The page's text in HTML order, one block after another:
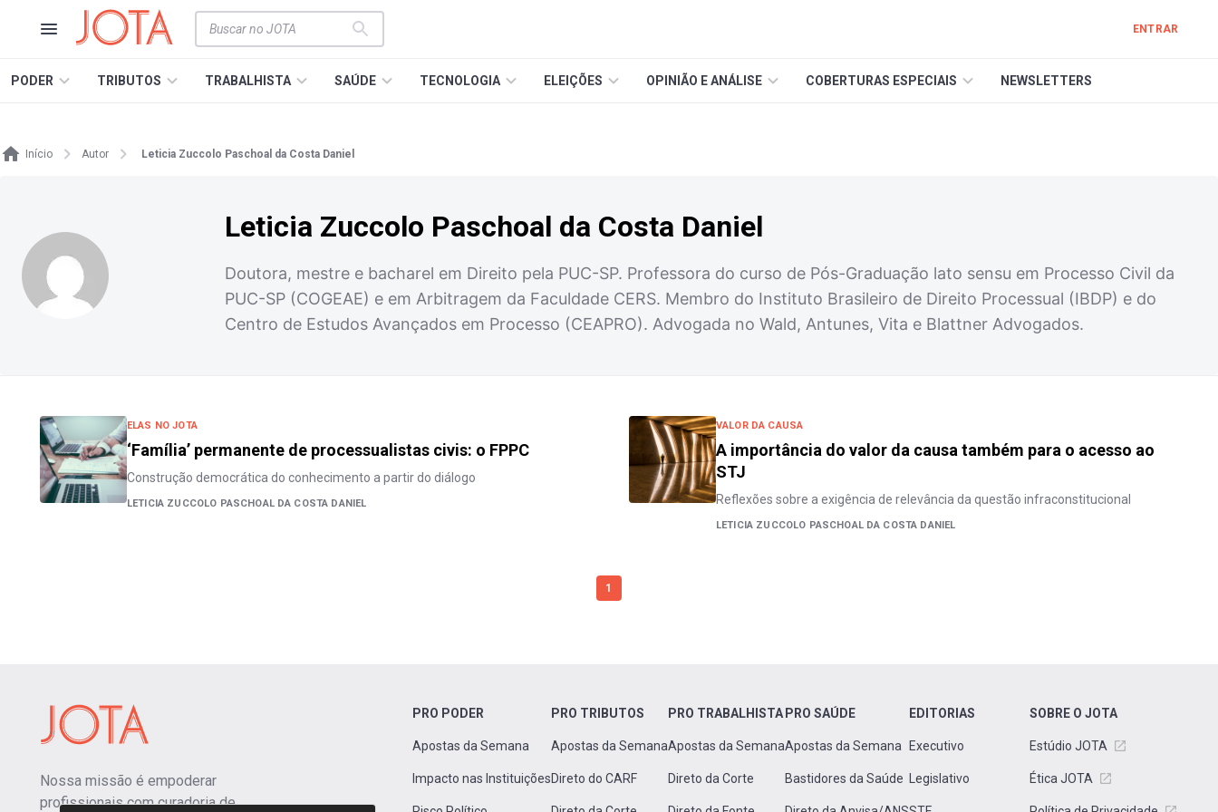
ENTRAR
PODER TRIBUTOS TRABALHISTA SAÚDE TECNOLOGIA ELEIÇÕES OPINIÃO E ANÁLISE COBERTURAS ESPECIAIS NEWSLETTERS
Início Autor Leticia Zuccolo Paschoal da Costa Daniel
Leticia Zuccolo Paschoal da Costa Daniel
Doutora, mestre e bacharel em Direito pela PUC-SP. Professora do curso de Pós-Graduação lato sensu em Processo Civil da
PUC-SP (COGEAE) e em Arbitragem da Faculdade CERS. Membro do Instituto Brasileiro de Direito Processual (IBDP) e do
Centro de Estudos Avançados em Processo (CEAPRO). Advogada no Wald, Antunes, Vita e Blattner Advogados.
ELAS NO JOTA
‘Família’ permanente de processualistas civis: o FPPC
Construção democrática do conhecimento a partir do diálogo
LETICIA ZUCCOLO PASCHOAL DA COSTA DANIEL
VALOR DA CAUSA
A importância do valor da causa também para o acesso ao
STJ
Reflexões sobre a exigência de relevância da questão infraconstitucional
LETICIA ZUCCOLO PASCHOAL DA COSTA DANIEL
1
Nossa missão é empoderar
profissionais com curadoria de
PRO PODER
Apostas da Semana
Impacto nas Instituições
PRO TRIBUTOS
Apostas da Semana
Direto do CARF
PRO TRABALHISTA
Apostas da Semana
Direto da Corte
PRO SAÚDE
Apostas da Semana
Bastidores da Saúde
EDITORIAS
Executivo
Legislativo
SOBRE O JOTA
Estúdio JOTA
Ética JOTA